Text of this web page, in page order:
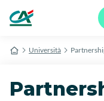
Università